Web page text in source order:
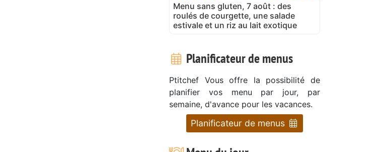
Menu sans gluten, 7 août : des
roulés de courgette, une salade
estivale et un riz au lait exotique
Planificateur de menus
Ptitchef Vous offre la possibilité de
planifier vos menu par jour, par
semaine, d'avance pour les vacances.
Planificateur de menus